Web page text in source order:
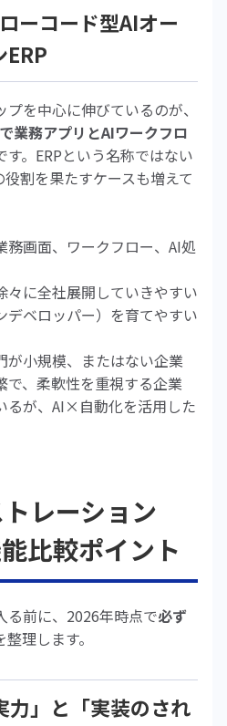
ーコード型AIオー
ERP
を中心に伸びているのが、
業務アプリとAIワークフロ
す。ERPという名称ではない
割を果たすケースも増えて
務画面、ワークフロー、AI処
々に全社展開していきやすい
デベロッパー）を育てやすい
が小規模、またはない企業
で、柔軟性を重視する企業
るが、AI×自動化を活用した
レーション
比較ポイント
る前に、2026年時点で必ず
整理します。
力」と「実装のされ